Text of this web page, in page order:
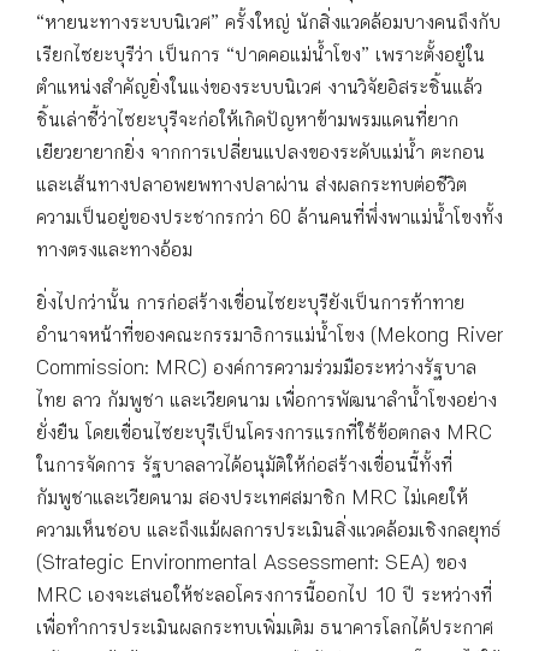
“หายนะทางระบบนิเวศ” ครั้งใหญ่ นักสิ่งแวดล้อมบางคนถึงกับ
เรียกไซยะบุรีว่า เป็นการ “ปาดคอแม่น้ำโขง” เพราะตั้งอยู่ใน
ตำแหน่งสำคัญยิ่งในแง่ของระบบนิเวศ งานวิจัยอิสระชิ้นแล้ว
ชิ้นเล่าชี้ว่าไซยะบุรีจะก่อให้เกิดปัญหาข้ามพรมแดนที่ยาก
เยียวยายากยิ่ง จากการเปลี่ยนแปลงของระดับแม่น้ำ ตะกอน
และเส้นทางปลาอพยพทางปลาผ่าน ส่งผลกระทบต่อชีวิต
ความเป็นอยู่ของประชากรกว่า 60 ล้านคนที่พึ่งพาแม่น้ำโขงทั้ง
ทางตรงและทางอ้อม
ยิ่งไปกว่านั้น การก่อสร้างเขื่อนไซยะบุรียังเป็นการท้าทาย
อำนาจหน้าที่ของคณะกรรมาธิการแม่น้ำโขง (Mekong River
Commission: MRC) องค์การความร่วมมือระหว่างรัฐบาล
ไทย ลาว กัมพูชา และเวียดนาม เพื่อการพัฒนาลำน้ำโขงอย่าง
ยั่งยืน โดยเขื่อนไซยะบุรีเป็นโครงการแรกที่ใช้ข้อตกลง MRC
ในการจัดการ รัฐบาลลาวได้อนุมัติให้ก่อสร้างเขื่อนนี้ทั้งที่
กัมพูชาและเวียดนาม สองประเทศสมาชิก MRC ไม่เคยให้
ความเห็นชอบ และถึงแม้ผลการประเมินสิ่งแวดล้อมเชิงกลยุทธ์
(Strategic Environmental Assessment: SEA) ของ
MRC เองจะเสนอให้ชะลอโครงการนี้ออกไป 10 ปี ระหว่างที่
เพื่อทำการประเมินผลกระทบเพิ่มเติม ธนาคารโลกได้ประกาศ